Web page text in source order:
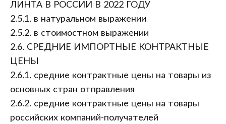
ЛИНТА В РОССИИ В 2022 ГОДУ
2.5.1. в натуральном выражении
2.5.2. в стоимостном выражении
2.6. СРЕДНИЕ ИМПОРТНЫЕ КОНТРАКТНЫЕ
ЦЕНЫ
2.6.1. средние контрактные цены на товары из
основных стран отправления
2.6.2. средние контрактные цены на товары
российских компаний-получателей